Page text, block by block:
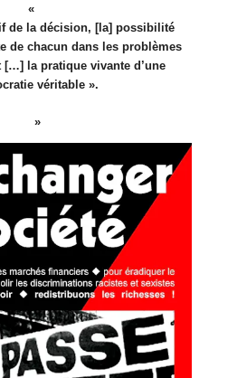
de la décision, [la] possibilité
de chacun dans les problèmes
[…] la pratique vivante d’une
véritable ».